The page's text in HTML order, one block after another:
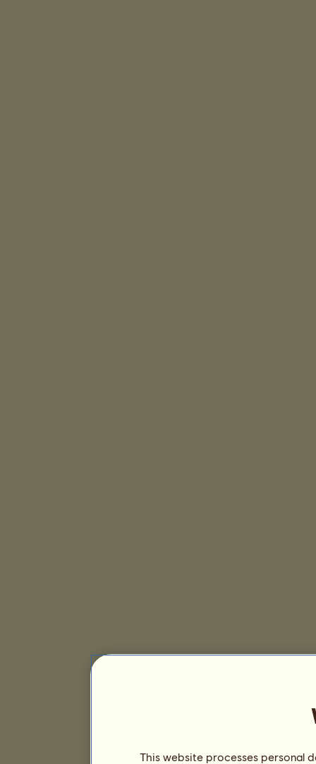
This website processes personal